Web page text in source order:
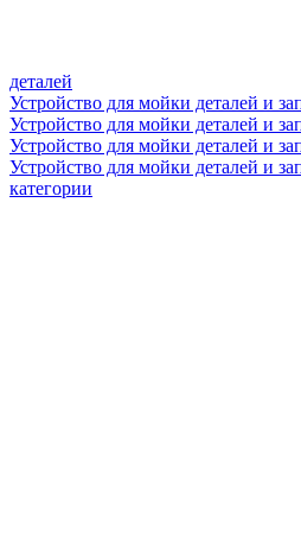
деталей
Устройство для мойки деталей и
Устройство для мойки деталей и
Устройство для мойки деталей и
Устройство для мойки деталей и
категории